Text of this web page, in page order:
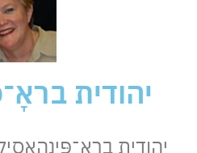
יהודית
יהודית